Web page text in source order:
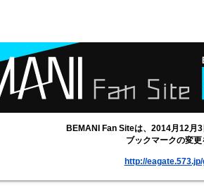
BEMANI Fan Siteは、2014月12月3
ブックマークの変更
http://